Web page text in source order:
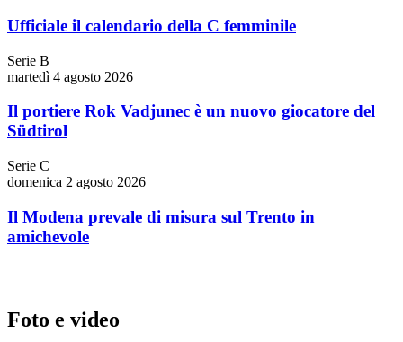
Ufficiale il calendario della C femminile
Serie B
martedì 4 agosto 2026
Il portiere Rok Vadjunec è un nuovo giocatore del
Südtirol
Serie C
domenica 2 agosto 2026
Il Modena prevale di misura sul Trento in
amichevole
Foto e video